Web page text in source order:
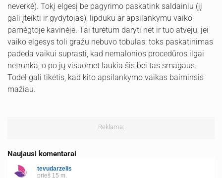
neverkė). Tokį elgesį be pagyrimo paskatink saldainiu (jį
gali įteikti ir gydytojas), lipduku ar apsilankymu vaiko
pamėgtoje kavinėje. Tai turėtum daryti net ir tuo atveju, jei
vaiko elgesys toli gražu nebuvo tobulas: toks paskatinimas
padeda vaikui suprasti, kad nemalonios procedūros ilgai
netrunka, o po jų visuomet laukia šis bei tas smagaus.
Todėl gali tikėtis, kad kito apsilankymo vaikas baiminsis
mažiau.
Reklama:
Naujausi komentarai
tevudarzelis
prieš 15 m.